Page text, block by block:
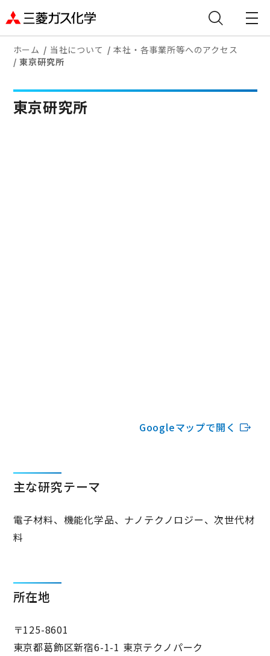
ホーム 当社について
本社・各事業所等へのアクセス
東京研究所
東京研究所
Googleマップで開く
主な研究テーマ
電子材料、機能化学品、ナノテクノロジー、次世代材
料
所在地
〒125-8601
東京都葛飾区新宿6-1-1 東京テクノパーク